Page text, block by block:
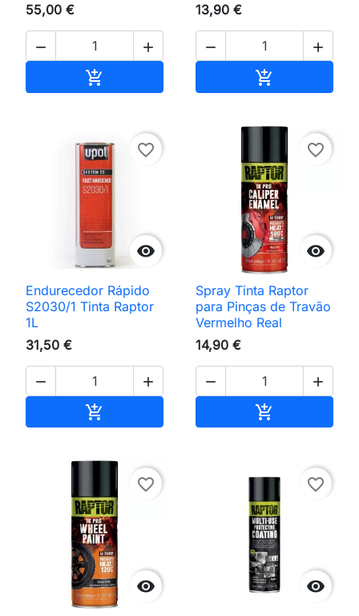
55,00 €
 

13,90 €
 


favorite_border
Endurecedor Rápido
S2030/1 Tinta Raptor
1L
31,50 €
 


favorite_border
Spray Tinta Raptor
para Pinças de Travão
Vermelho Real
14,90 €
 


favorite_border

favorite_border